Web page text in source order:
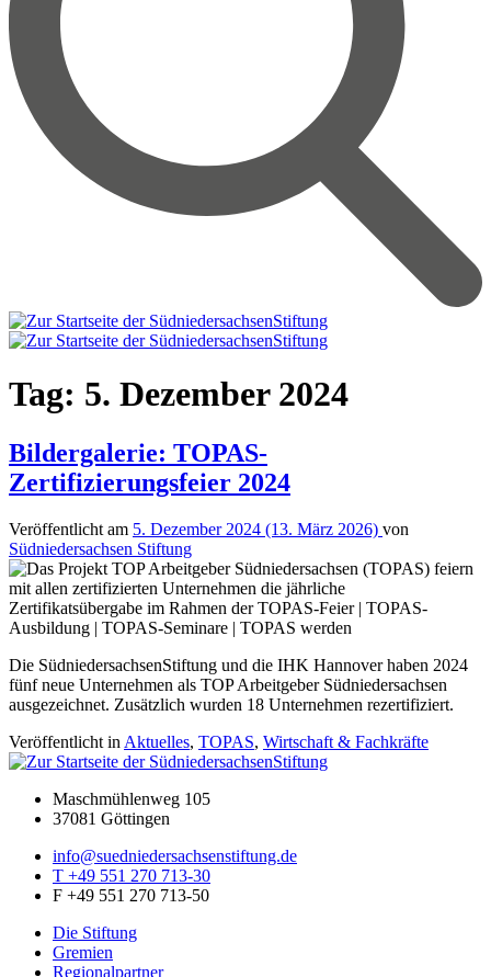
Tag: 5. Dezember 2024
Bildergalerie: TOPAS-
Zertifizierungsfeier 2024
Veröffentlicht am 5. Dezember 2024 (13. März 2026) von
Südniedersachsen Stiftung
Die SüdniedersachsenStiftung und die IHK Hannover haben 2024
fünf neue Unternehmen als TOP Arbeitgeber Südniedersachsen
ausgezeichnet. Zusätzlich wurden 18 Unternehmen rezertifiziert.
Veröffentlicht in Aktuelles, TOPAS, Wirtschaft & Fachkräfte
Maschmühlenweg 105
37081 Göttingen
info@suedniedersachsenstiftung.de
T +49 551 270 713-30
F +49 551 270 713-50
Die Stiftung
Gremien
Regionalpartner